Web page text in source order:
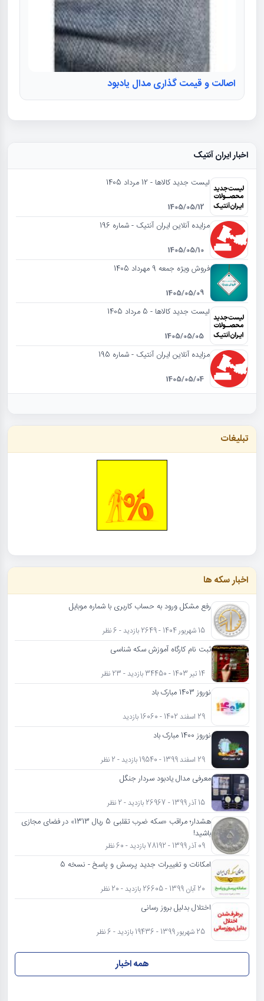
اصالت و قیمت گذاری مدال یادبود
اخبار ایران آنتیک
لیست جدید کالاها - 12 مرداد 1405
1405/05/12
مزایده آنلاین ایران آنتیک - شماره 196
1405/05/10
فروش ویژه جمعه 9 مهرداد 1405
1405/05/09
لیست جدید کالاها - 5 مرداد 1405
1405/05/05
مزایده آنلاین ایران آنتیک - شماره 195
1405/05/04
تبلیغات
اخبار سکه ها
رفع مشکل ورود به حساب کاربری با شماره موبایل
15 شهریور 1404 - 2649 بازدید - 6 نظر
ثبت نام کارگاه آموزش سکه شناسی
14 تیر 1403 - 34450 بازدید - 23 نظر
نوروز 1403 مبارک باد
29 اسفند 1402 - 16060 بازدید
نوروز 1400 مبارک باد
29 اسفند 1399 - 19540 بازدید - 2 نظر
معرفی مدال یادبود سردار جنگل
15 آذر 1399 - 26967 بازدید - 2 نظر
هشدار؛ مراقب «سکه ضرب تقلبی 5 ریال 1313» در فضای مجازی
باشید!
09 آذر 1399 - 78192 بازدید - 60 نظر
امکانات و تغییرات جدید پرسش و پاسخ - نسخه 5
20 آبان 1399 - 26605 بازدید - 20 نظر
اختلال بدلیل بروز رسانی
25 شهریور 1399 - 19436 بازدید - 6 نظر
همه اخبار